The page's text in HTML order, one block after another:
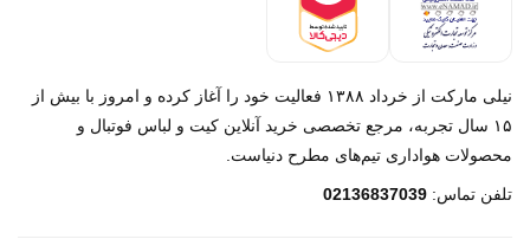
نیلی مارکت از خرداد ۱۳۸۸ فعالیت خود را آغاز کرده و امروز با بیش از
۱۵ سال تجربه، مرجع تخصصی خرید آنلاین کیت و لباس فوتبال و
محصولات هواداری تیم‌های مطرح دنیاست.
تلفن تماس: 02136837039
پشتیبانی روبیکا‌